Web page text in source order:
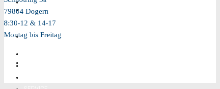
VERKAUFEN
MIETEN
79804 Dogern
8:30-12 & 14-17
Montag bis Freitag